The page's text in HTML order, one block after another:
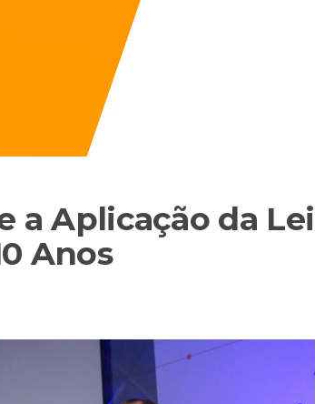
a Aplicação da Lei
Anos